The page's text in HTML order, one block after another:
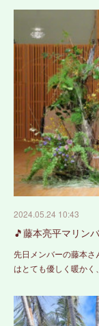
2024.05.24 10:43
🎵藤本亮平マリン
先日メンバーの藤本
はとても優しく暖か